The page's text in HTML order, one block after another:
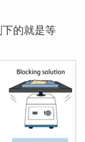
的就是等